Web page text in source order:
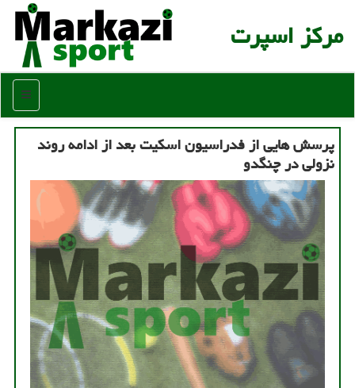
مركز اسپرت
منو
پرسش هایی از فدراسیون اسکیت بعد از ادامه روند
نزولی در چنگدو